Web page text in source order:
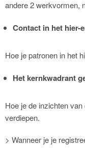
andere 2 werkvormen,
Contact in het hier-
Hoe je patronen in het
Het kernkwadrant
Hoe je de inzichten
verdiepen.
> Wanneer je je